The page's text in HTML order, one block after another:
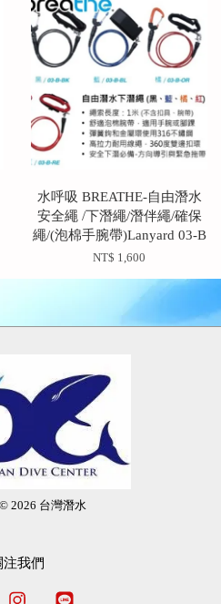
水呼吸 BREATHE-自由潛水
安全繩 /下潛繩/潛伴繩/確保
繩/(泡棉手腕帶)Lanyard 03-B
NT$ 1,600
2026 台灣潛水
注我們
Instagram